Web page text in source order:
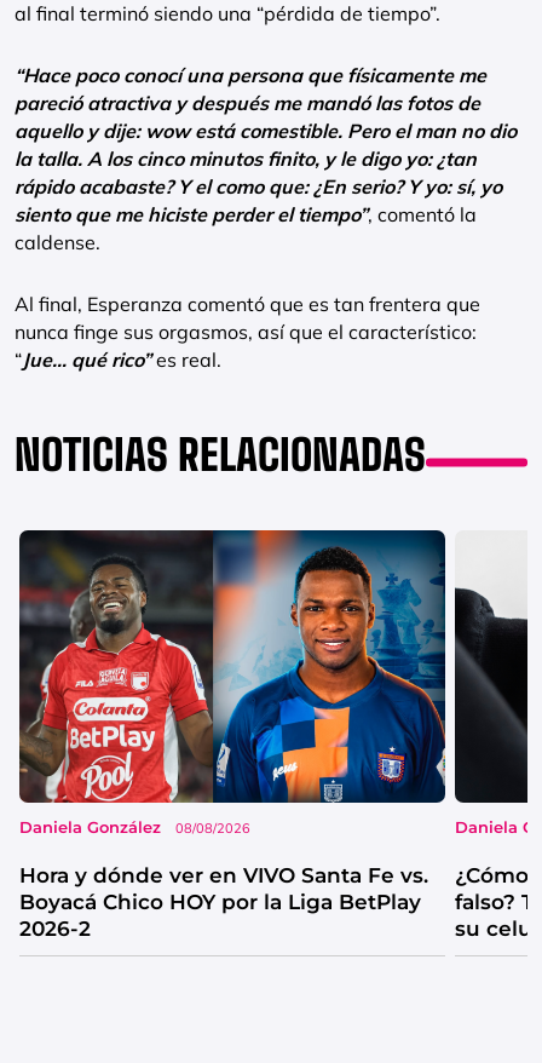
al final terminó siendo una “pérdida de tiempo”.
“Hace poco conocí una persona que físicamente me
pareció atractiva y después me mandó las fotos de
aquello y dije: wow está comestible. Pero el man no dio
la talla. A los cinco minutos finito, y le digo yo: ¿tan
rápido acabaste? Y el como que: ¿En serio? Y yo: sí, yo
siento que me hiciste perder el tiempo”, comentó la
caldense.
Al final, Esperanza comentó que es tan frentera que
nunca finge sus orgasmos, así que el característico:
“Jue… qué rico”es real.
NOTICIAS RELACIONADAS
Daniela González 08/08/2026
Hora y dónde ver en VIVO Santa Fe vs.
Boyacá Chico HOY por la Liga BetPlay
2026-2
Daniela
¿Cómo
falso?
su